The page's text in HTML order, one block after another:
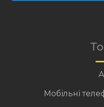
Мобільні